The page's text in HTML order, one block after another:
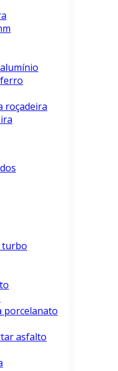
roçadeira
turbo
porcelanato
asfalto